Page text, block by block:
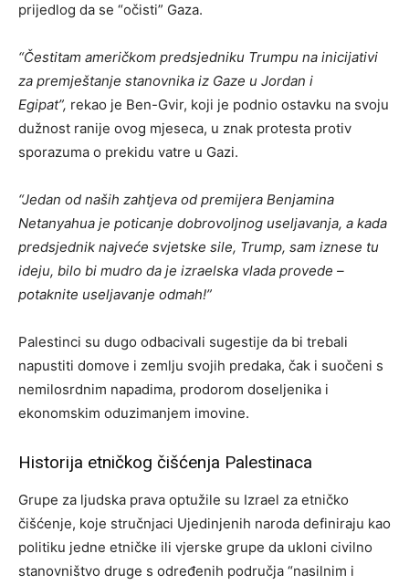
prijedlog da se “očisti” Gaza.
“Čestitam američkom predsjedniku Trumpu na inicijativi
za premještanje stanovnika iz Gaze u Jordan i
Egipat”, rekao je Ben-Gvir, koji je podnio ostavku na svoju
dužnost ranije ovog mjeseca, u znak protesta protiv
sporazuma o prekidu vatre u Gazi.
“Jedan od naših zahtjeva od premijera Benjamina
Netanyahua je poticanje dobrovoljnog useljavanja, a kada
predsjednik najveće svjetske sile, Trump, sam iznese tu
ideju, bilo bi mudro da je izraelska vlada provede –
potaknite useljavanje odmah!”
Palestinci su dugo odbacivali sugestije da bi trebali
napustiti domove i zemlju svojih predaka, čak i suočeni s
nemilosrdnim napadima, prodorom doseljenika i
ekonomskim oduzimanjem imovine.
Historija etničkog čišćenja Palestinaca
Grupe za ljudska prava optužile su Izrael za etničko
čišćenje, koje stručnjaci Ujedinjenih naroda definiraju kao
politiku jedne etničke ili vjerske grupe da ukloni civilno
stanovništvo druge s određenih područja “nasilnim i